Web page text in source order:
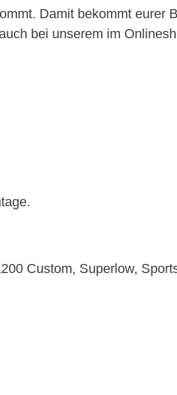
Damit bekommt eurer
bei unserem im
Custom, Superlow,